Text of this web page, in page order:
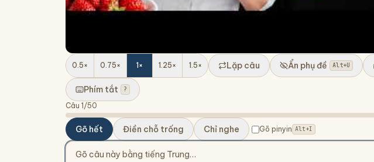
0.5× 0.75× 1 × 1.25× 1.5× Lặp câu Ẩn phụ đề Alt+U
Phím tắt ?
Câu 1 /50
Gõ hết Điền chỗ trống Chỉ nghe Gõ pinyin Alt+I